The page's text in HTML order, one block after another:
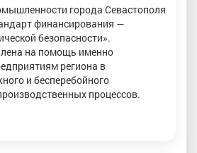
города Севастополя
финансирования —
безопасности».
на помощь именно
региона в
и бесперебойного
процессов.